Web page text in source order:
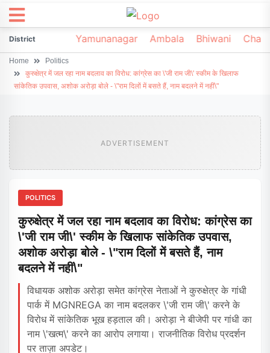
DistrictSonipat Yamunanagar Ambala Bhiwani
Home
Politics
कुरुक्षेत्र में जल रहा नाम बदलाव का विरोध: कांग्रेस का \'जी राम जी\' स्कीम के खिलाफ
सांकेतिक उपवास, अशोक अरोड़ा बोले - \"राम दिलों में बसते हैं, नाम बदलने में नहीं\"
ADVERTISEMENT
POLITICS
कुरुक्षेत्र में जल रहा नाम बदलाव का विरोध: कांग्रेस का
\'जी राम जी\' स्कीम के खिलाफ सांकेतिक उपवास,
अशोक अरोड़ा बोले - \"राम दिलों में बसते हैं, नाम
बदलने में नहीं\"
विधायक अशोक अरोड़ा समेत कांग्रेस नेताओं ने कुरुक्षेत्र के गांधी
पार्क में MGNREGA का नाम बदलकर \'जी राम जी\' करने के
विरोध में सांकेतिक भूख हड़ताल की। ​​अरोड़ा ने बीजेपी पर गांधी का
नाम \'खत्म\' करने का आरोप लगाया। राजनीतिक विरोध प्रदर्शन
पर ताज़ा अपडेट।